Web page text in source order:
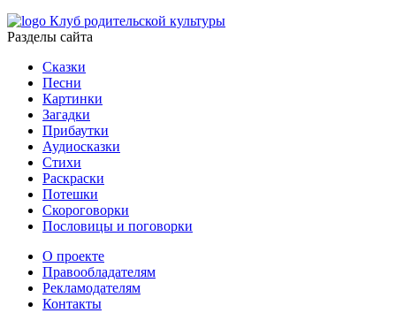
Клуб родительской культуры
Разделы сайта
Сказки
Песни
Картинки
Загадки
Прибаутки
Аудиосказки
Стихи
Раскраски
Потешки
Скороговорки
Пословицы и поговорки
О проекте
Правообладателям
Рекламодателям
Контакты